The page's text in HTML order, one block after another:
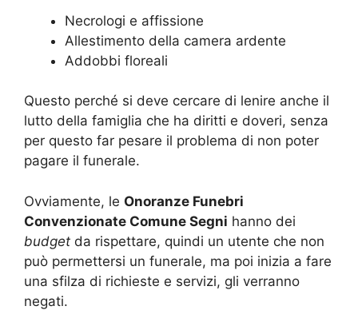
Necrologi e affissione
Allestimento della camera ardente
Addobbi floreali
Questo perché si deve cercare di lenire anche il
lutto della famiglia che ha diritti e doveri, senza
per questo far pesare il problema di non poter
pagare il funerale.
Ovviamente, le Onoranze Funebri
Convenzionate Comune Segni hanno dei
budget da rispettare, quindi un utente che non
può permettersi un funerale, ma poi inizia a fare
una sfilza di richieste e servizi, gli verranno
negati.